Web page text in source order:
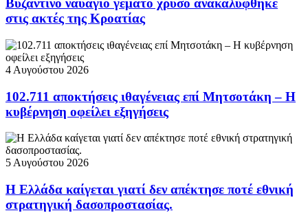
Βυζαντινό ναυάγιο γεμάτο χρυσό ανακαλύφθηκε
στις ακτές της Κροατίας
4 Αυγούστου 2026
102.711 αποκτήσεις ιθαγένειας επί Μητσοτάκη – Η
κυβέρνηση οφείλει εξηγήσεις
5 Αυγούστου 2026
Η Ελλάδα καίγεται γιατί δεν απέκτησε ποτέ εθνική
στρατηγική δασοπροστασίας.